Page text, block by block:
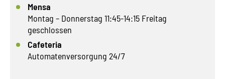
Mensa
Montag – Donnerstag 11:45-14:15 Freitag
geschlossen
Cafeteria
Automatenversorgung 24/7